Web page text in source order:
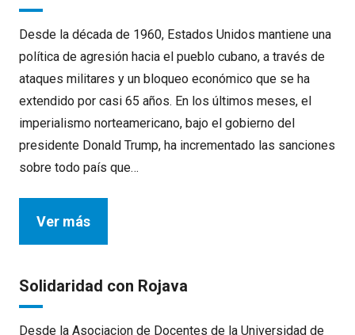
Desde la década de 1960, Estados Unidos mantiene una
política de agresión hacia el pueblo cubano, a través de
ataques militares y un bloqueo económico que se ha
extendido por casi 65 años. En los últimos meses, el
imperialismo norteamericano, bajo el gobierno del
presidente Donald Trump, ha incrementado las sanciones
sobre todo país que…
Ver más
Solidaridad con Rojava
Desde la Asociacion de Docentes de la Universidad de